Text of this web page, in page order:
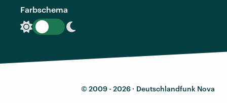
Farbschema
© 2009 - 2026 · Deutschlandfunk Nova